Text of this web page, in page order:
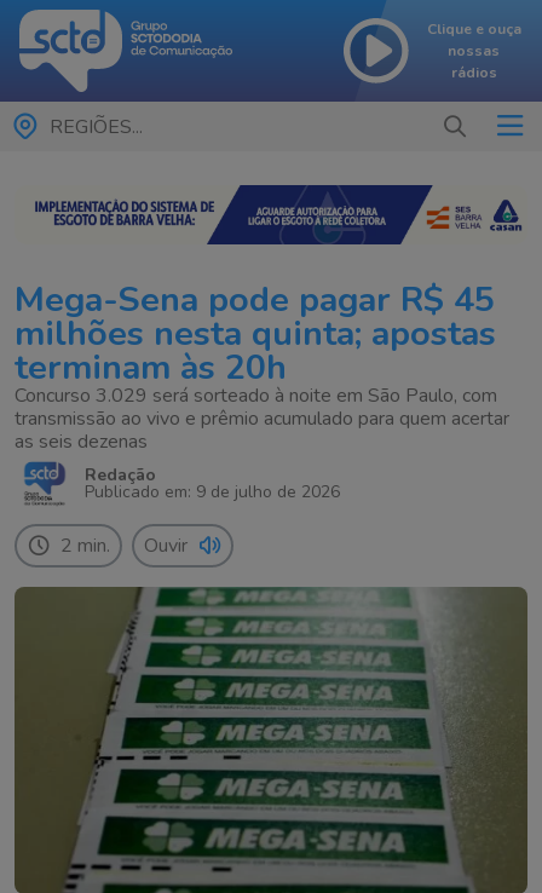
Clique e ouça
nossas
rádios
REGIÕES...
Mega-Sena pode pagar R$ 45
milhões nesta quinta; apostas
terminam às 20h
Concurso 3.029 será sorteado à noite em São Paulo, com
transmissão ao vivo e prêmio acumulado para quem acertar
as seis dezenas
Redação
Publicado em: 9 de julho de 2026
2 min. Ouvir